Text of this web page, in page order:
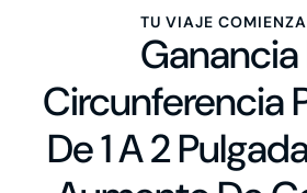
TU VIAJE
Ganancia
Circunferencia
De 1 A 2